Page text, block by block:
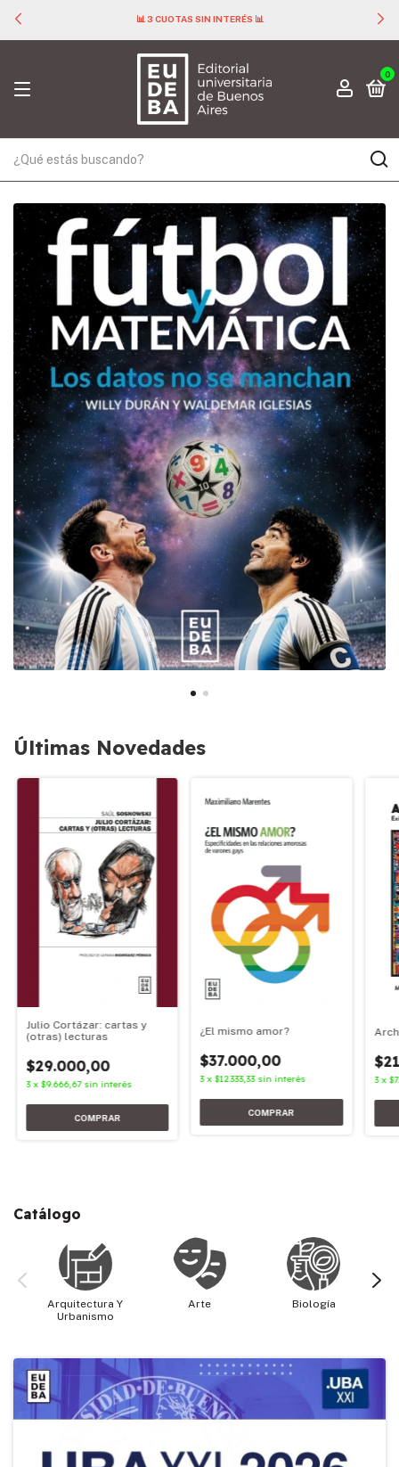
📊 3 CUOTAS SIN INTERÉS 📊
0
Últimas Novedades
Julio Cortázar: cartas y
(otras) lecturas
$29.000,00
3 x $9.666,67 sin interés
¿El mismo amor?
$37.000,00
3 x$12.333,33 sin interés 3 x
Catálogo
Arquitectura Y
Urbanismo
Arte Biología